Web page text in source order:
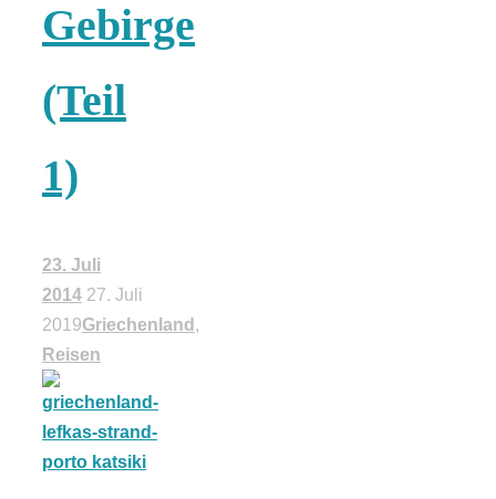
Gebirge
(Teil
1)
23. Juli
2014 27. Juli
2019Griechenland ,
Reisen